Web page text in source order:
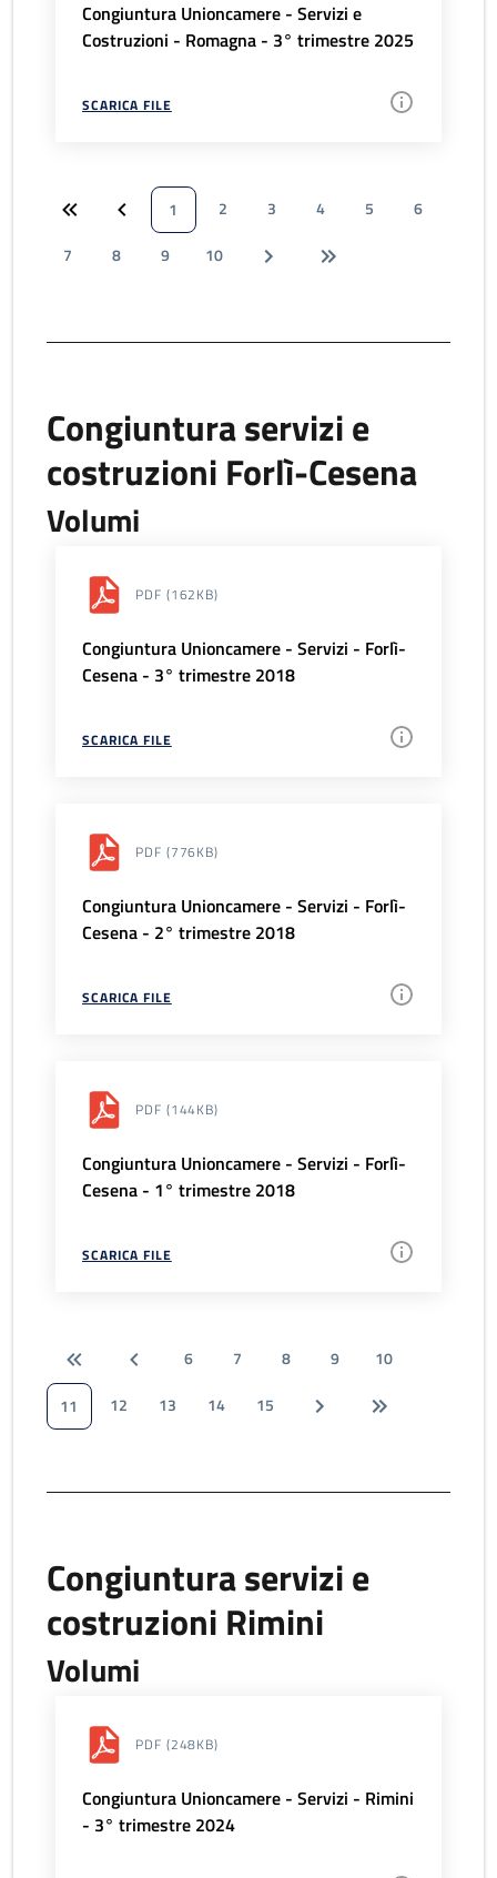
Congiuntura Unioncamere - Servizi e
Costruzioni - Romagna - 3° trimestre 2025
SCARICA FILE
1 2 3 4 5
6
7
8 9 10
Congiuntura servizi e
costruzioni Forlì-Cesena
Volumi
PDF (162KB)
Congiuntura Unioncamere - Servizi - Forlì-
Cesena - 3° trimestre 2018
SCARICA FILE
PDF (776KB)
Congiuntura Unioncamere - Servizi - Forlì-
Cesena - 2° trimestre 2018
SCARICA FILE
PDF (144KB)
Congiuntura Unioncamere - Servizi - Forlì-
Cesena - 1° trimestre 2018
SCARICA FILE
6 7 8 9
10
11
12 13 14 15
Congiuntura servizi e
costruzioni Rimini
Volumi
PDF (248KB)
Congiuntura Unioncamere - Servizi - Rimini
- 3° trimestre 2024